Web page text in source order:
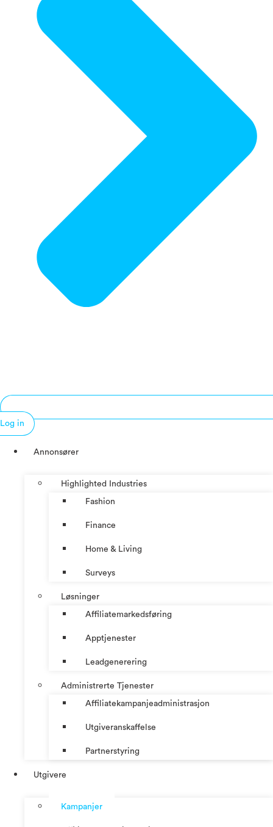
Log in
Annonsører
Highlighted Industries
Fashion
Finance
Home & Living
Surveys
Løsninger
Affiliatemarkedsføring
Apptjenester
Leadgenerering
Administrerte Tjenester
Affiliatekampanjeadministrasjon
Utgiveranskaffelse
Partnerstyring
Utgivere
Kampanjer